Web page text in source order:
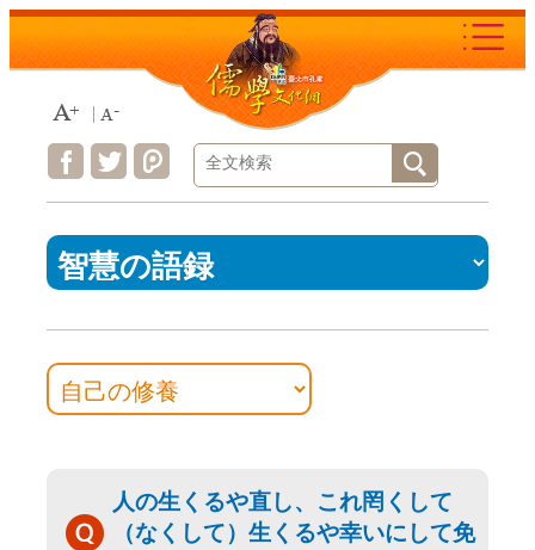
Move
to
content
人の生くるや直し、これ罔くして
（なくして）生くるや幸いにして免